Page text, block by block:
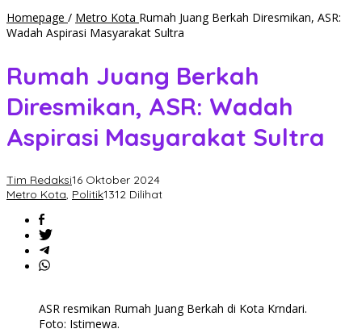
Homepage / Metro Kota Rumah Juang Berkah Diresmikan, ASR:
Wadah Aspirasi Masyarakat Sultra
Rumah Juang Berkah
Diresmikan, ASR: Wadah
Aspirasi Masyarakat Sultra
Tim Redaksi16 Oktober 2024
Metro Kota, Politik1312 Dilihat
ASR resmikan Rumah Juang Berkah di Kota Krndari.
Foto: Istimewa.